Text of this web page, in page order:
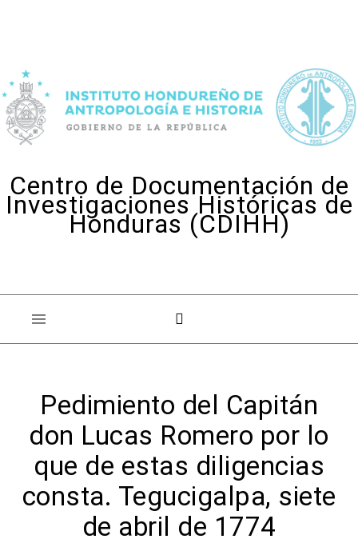
Centro de Documentación de
Investigaciones Históricas de
Honduras (CDIHH)
Pedimiento del Capitán
don Lucas Romero por lo
que de estas diligencias
consta. Tegucigalpa, siete
de abril de 1774